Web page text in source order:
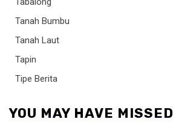
Tanah Bumbu
Tanah Laut
Tapin
Tipe Berita
YOU MAY HAVE MISSED